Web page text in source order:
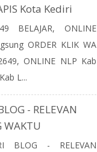
Kota Kediri
BELAJAR, ONLINE
ORDER KLIK WA
ONLINE NLP Kab
L...
- RELEVAN
WAKTU
BLOG - RELEVAN